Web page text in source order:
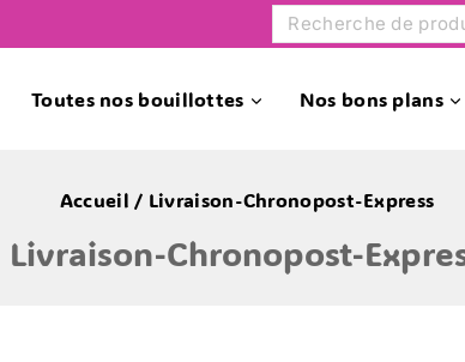
Toutes nos bouillottes Nos bons plans
Accueil / Livraison-Chronopost-Express
Livraison-Chronopost-